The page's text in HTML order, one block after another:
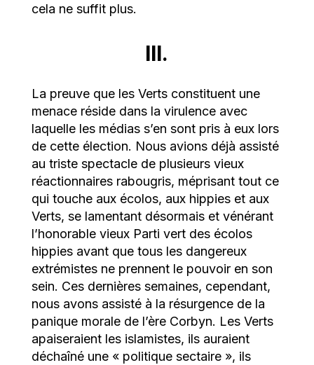
cela ne suffit plus.
III.
La preuve que les Verts constituent une
menace réside dans la virulence avec
laquelle les médias s’en sont pris à eux lors
de cette élection. Nous avions déjà assisté
au triste spectacle de plusieurs vieux
réactionnaires rabougris, méprisant tout ce
qui touche aux écolos, aux hippies et aux
Verts, se lamentant désormais et vénérant
l’honorable vieux Parti vert des écolos
hippies avant que tous les dangereux
extrémistes ne prennent le pouvoir en son
sein. Ces dernières semaines, cependant,
nous avons assisté à la résurgence de la
panique morale de l’ère Corbyn. Les Verts
apaiseraient les islamistes, ils auraient
déchaîné une « politique sectaire », ils